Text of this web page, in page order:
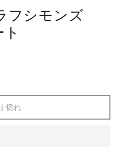
フシモンズ
切れ